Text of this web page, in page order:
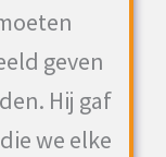
geven
Hij gaf
we elke